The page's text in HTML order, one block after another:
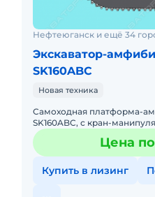
Нефтеюганск и ещё 34
Экскаватор-
SK160ABC
Новая техника
Самоходная платформа-
SK160ABC, с кран-
грузоподъемностью 16т.
Цена
Купить в лизинг